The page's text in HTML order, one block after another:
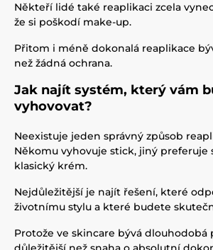
Někteří lidé také reaplikaci zcela
že si poškodí make-up.
Přitom i méně dokonalá reaplikace
než žádná ochrana.
Jak najít systém, který vám
vyhovovat?
Neexistuje jeden správný způsob
Někomu vyhovuje stick, jiný preferuje
klasický krém.
Nejdůležitější je najít řešení, které
životnímu stylu a které budete
Protože ve skincare bývá dlouhodobá